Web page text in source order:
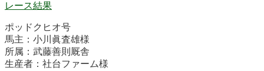
レース結果
ポッドクヒオ号
馬主：小川眞査雄様
所属：武藤善則厩舎
生産者：社台ファーム様